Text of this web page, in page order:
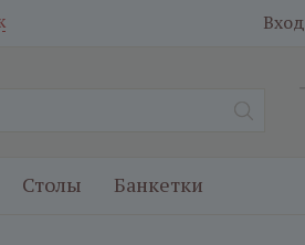
Вход
Столы Банкетки